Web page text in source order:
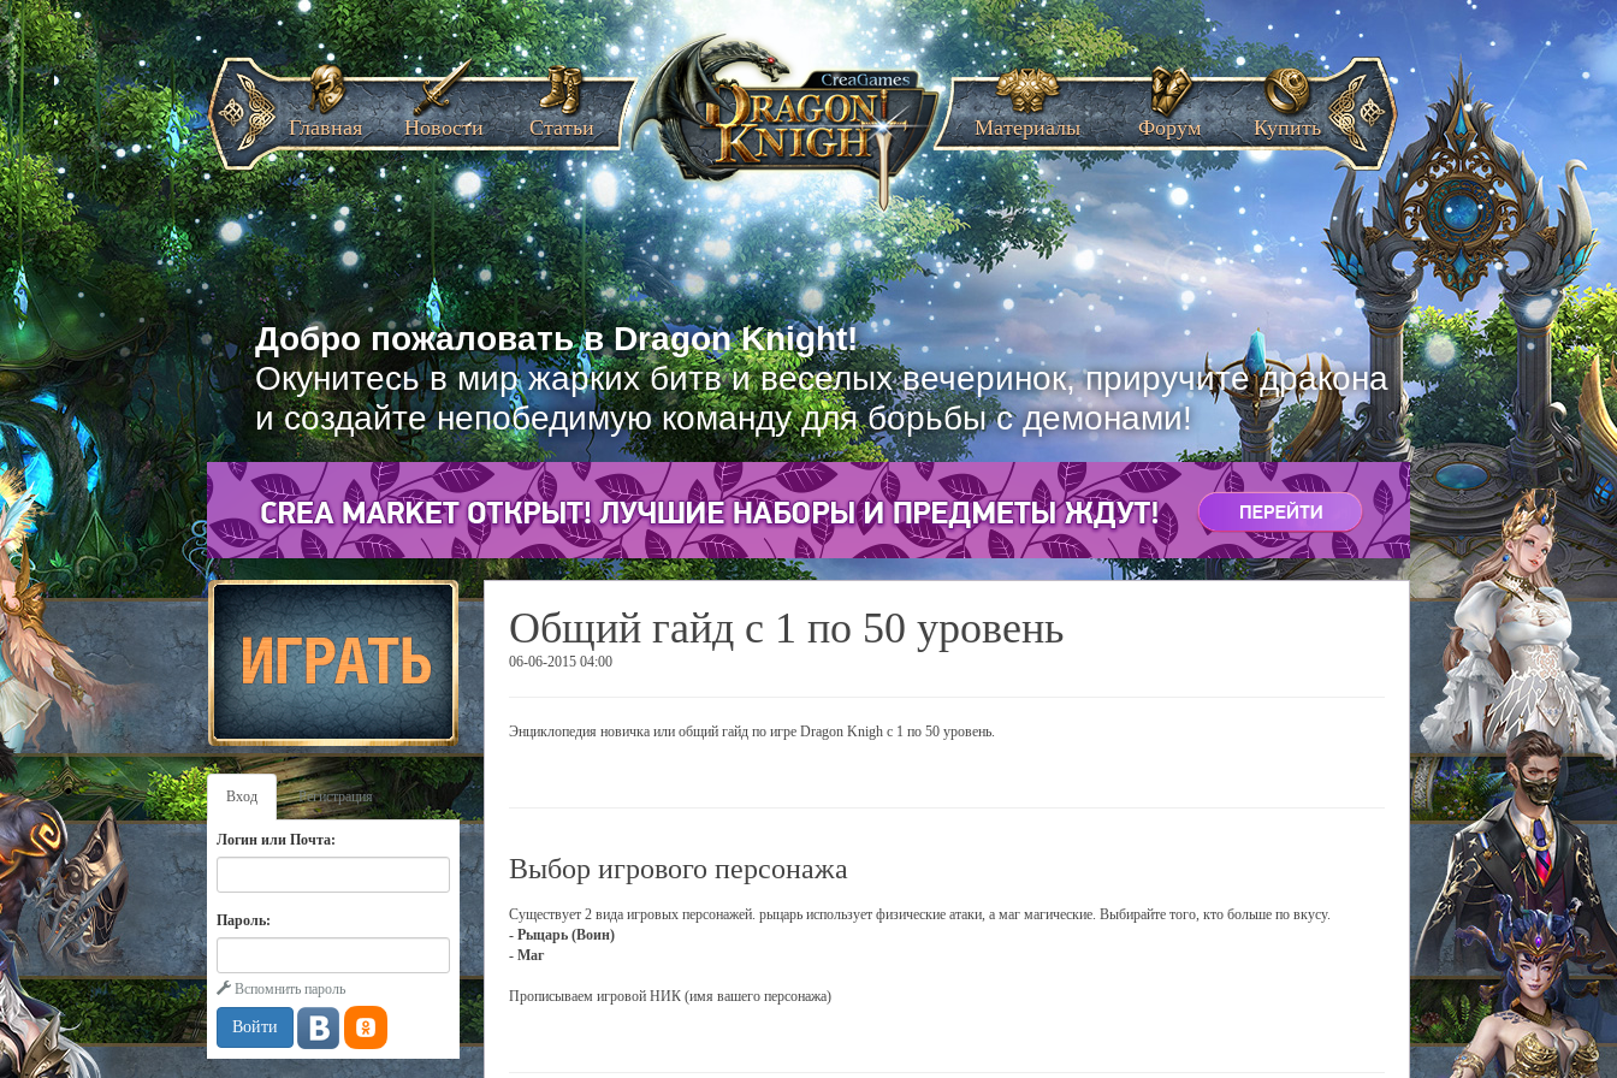
Добро пожаловать в Dragon Knight!
Окунитесь в мир жарких битв и веселых вечеринок, приручите дракона
и создайте непобедимую команду для борьбы с демонами!
Главная Новости Статьи Материалы Форум Купить
Вход Регистрация
Логин или Почта:
Пароль:
Вспомнить пароль
Общий гайд с 1 по 50 уровень
06-06-2015 04:00
Энциклопедия новичка или общий гайд по игре Dragon Knigh с 1 по 50 уровень.
Выбор игрового персонажа
Существует 2 вида игровых персонажей. рыцарь использует физические атаки, а маг магические. Выбирайте того, кто больше по вкусу.
- Рыцарь (Воин)
- Маг
Прописываем игровой НИК (имя вашего персонажа)